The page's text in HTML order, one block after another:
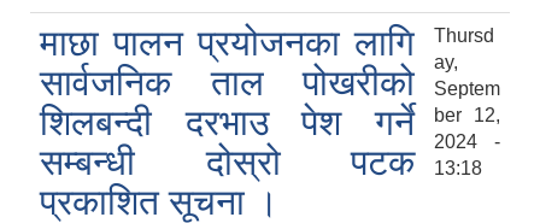
माछा पालन प्रयोजनका लागि
सार्वजनिक ताल पोखरीको
शिलबन्दी दरभाउ पेश गर्ने
सम्बन्धी दोस्रो पटक
प्रकाशित सूचना ।
Thursd
ay,
Septem
ber 12,
2024 -
13:18